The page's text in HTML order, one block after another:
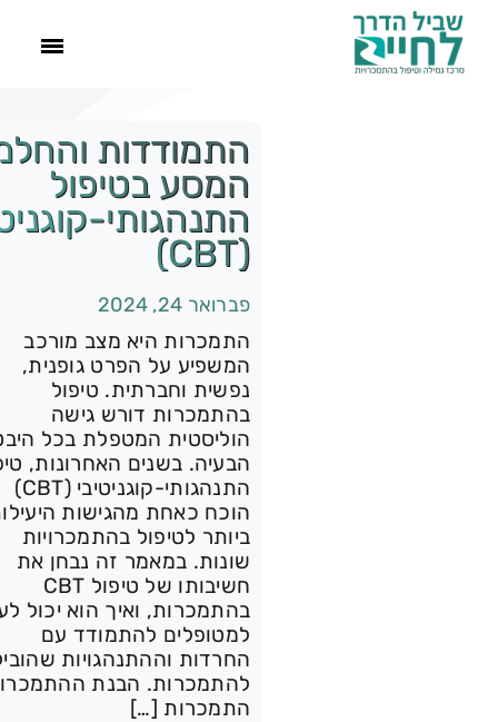
התמודדות
המסע בטיפול
התנהגותי-
(CBT)
פברואר 24, 2024
התמכרות היא מצב מורכב
המשפיע על הפרט גופנית,
נפשית וחברתית. טיפול
בהתמכרות דורש גישה
הוליסטית המטפלת בכל
הבעיה. בשנים האחרונות,
התנהגותי-קוגניטיבי (CBT)
הוכח כאחת מהגישות
ביותר לטיפול בהתמכרויות
שונות. במאמר זה נבחן את
חשיבותו של טיפול CBT
בהתמכרות, ואיך הוא יכול
למטופלים להתמודד עם
החרדות וההתנהגויות
להתמכרות. הבנת
התמכרות […]